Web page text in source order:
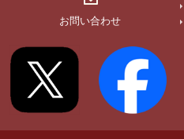
お問い合わせ